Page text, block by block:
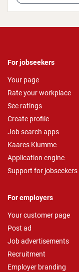
For jobseekers
Your page
Rate your workplace
See ratings
Create profile
Job search apps
Kaares Klumme
Application engine
Support for jobseekers
For employers
Your customer page
Post ad
Job advertisements
Recruitment
Employer branding